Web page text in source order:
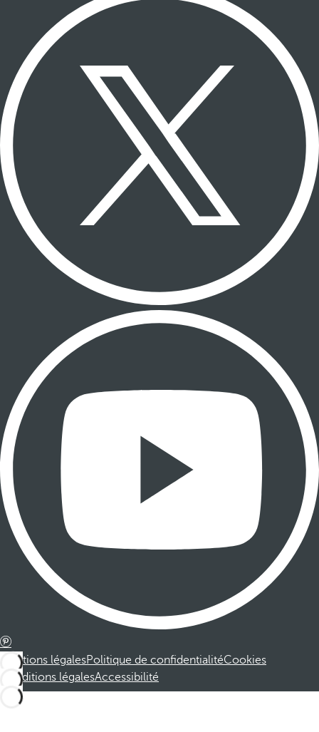
Mentions légalesPolitique de confidentialitéCookies
Conditions légalesAccessibilité